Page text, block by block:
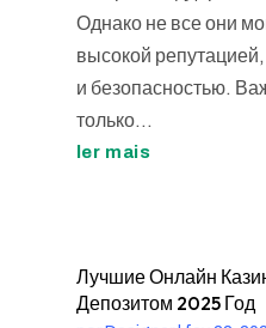
Однако не все они
высокой
и безопасностью.
только...
ler mais
Лучшие Онлайн
Депозитом 2025 Год